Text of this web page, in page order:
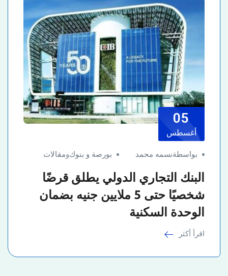
05
أغسطس
بواسطةنسمه محمد بورصة و بنوكومقالات
البنك التجاري الدولي يطلق قرضًا
شخصيًا حتى 5 ملايين جنيه بضمان
الوحدة السكنية
اقرأ أكثر